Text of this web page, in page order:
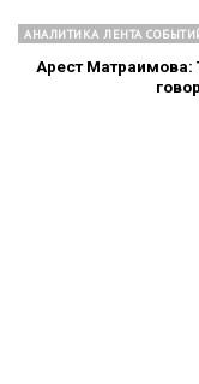
АНАЛИТИКА ЛЕНТА
Арест Матраимова: